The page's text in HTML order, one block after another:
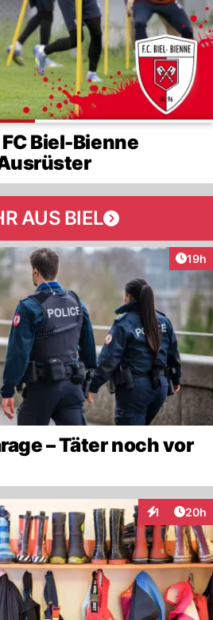
Biel-Bienne
AUS BIEL
19h
– Täter noch vor
1
Interaktionen
20h